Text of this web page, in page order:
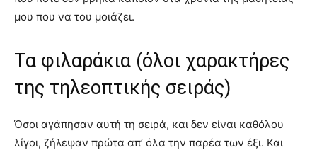
μου που να του μοιάζει.
Τα φιλαράκια (όλοι χαρακτήρες
της τηλεοπτικής σειράς)
Όσοι αγάπησαν αυτή τη σειρά, και δεν είναι καθόλου
λίγοι, ζήλεψαν πρώτα απ’ όλα την παρέα των έξι. Και